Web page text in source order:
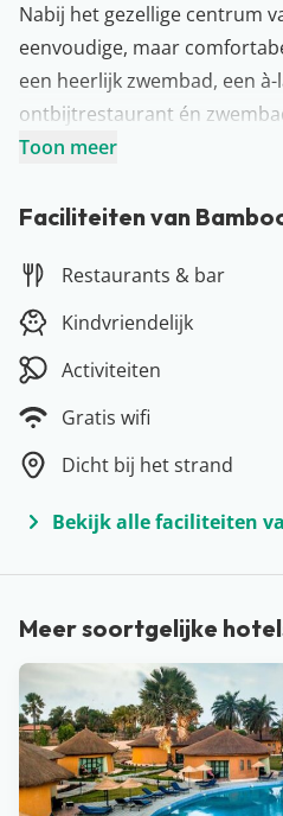
Nabij het gezellige centrum
eenvoudige, maar
een heerlijk zwembad, een
ontbijtrestaurant én
alles binnen handbereik.
de ligbedjes aan ’t zwembad
Tijdens een verblijf in dit fijne
échte Afrikaanse sferen…
vakantie naar het zonnige
Toon meer
Faciliteiten van
Restaurants & bar
Kindvriendelijk
Activiteiten
Gratis wifi
Dicht bij het strand
Bekijk alle faciliteiten
Meer soortgelijke